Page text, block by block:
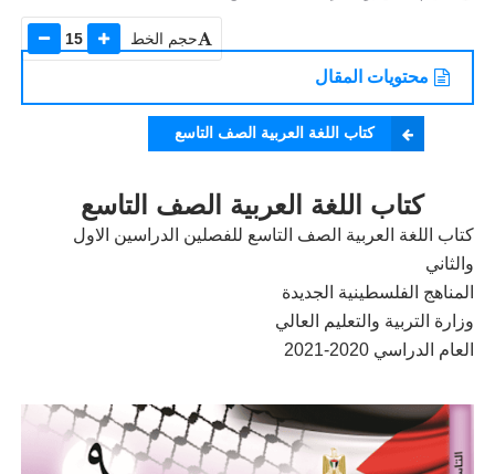
حجم الخط 15
محتويات المقال
كتاب اللغة العربية الصف التاسع
كتاب اللغة العربية الصف التاسع
كتاب اللغة العربية الصف التاسع للفصلين الدراسين الاول
والثاني
المناهج الفلسطينية الجديدة
وزارة التربية والتعليم العالي
العام الدراسي 2020-2021